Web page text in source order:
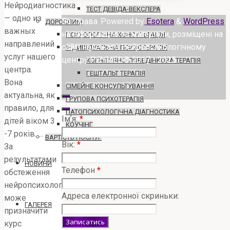
ТЕСТ ДЕВІДА-ВЕКСЛЕРА
ДОРОСЛИМ
ПСИХОЛОГІЧНА КОНСУЛЬТАЦІЯ
ІНДИВІДУАЛЬНА ПСИХОТЕРАПІЯ
КОГНІТИВНО-ПОВЕДІНКОВА ТЕРАПІЯ
ГЕШТАЛЬТ ТЕРАПІЯ
СІМЕЙНЕ КОНСУЛЬТУВАННЯ
ГРУПОВА ПСИХОТЕРАПІЯ
ПАТОПСИХОЛОГІЧНА ДІАГНОСТИКА
КОУЧІНГ
ВАРТІСТЬ ПОСЛУГ
НОВИНИ
ГАЛЕРЕЯ
Нейродиагностика
— одно из
важных
направлений
услуг нашего
центра.
Вона
актуальна, як
правило, для
дітей віком 3
-7 років. ...
За
результатами
обстеження
нейропсихолог
може
призначити
курс
Powered by Esotera & WordPress.
Всі права
на інформацію та матеріали, розміщені на
сайті належать Нейропсихологічному
центру PSYMED© 2017 - 2025
Імʼя:*
Вік:*
Телефон *
Адреса електронної скриньки: